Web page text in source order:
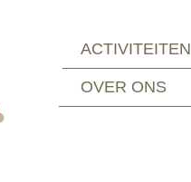
ACTIVITEITEN
OVER ONS